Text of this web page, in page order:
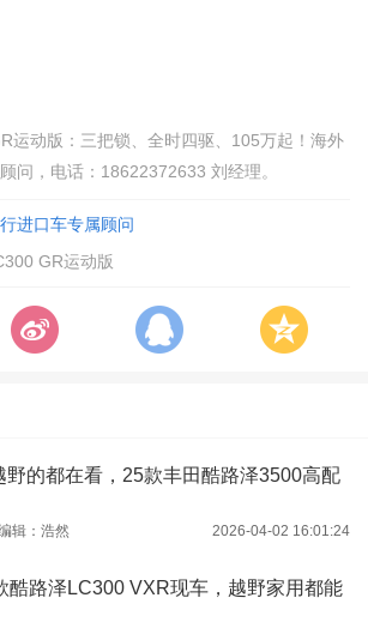
运动版：三把锁、全时四驱、105万起！海外
问，电话：18622372633 刘经理。
进口车专属顾问
GR运动版
野的都在看，25款丰田酷路泽3500高配
辑：浩然 2026-04-02 16:01:24
酷路泽LC300 VXR现车，越野家用都能